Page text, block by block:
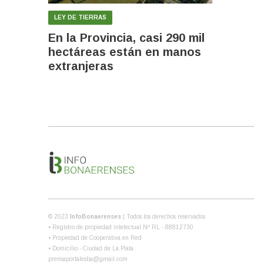
LEY DE TIERRAS
En la Provincia, casi 290 mil
hectáreas están en manos
extranjeras
© 2023 InfoBonaerenses
| Todos los derechos reservados
• Registro de propiedad intelectual Nº RL - 88812730
• Propiedad de Cooperativa en Red
• Domicilio - Ciudad de La Plata
prensaportalesba@gmail.com